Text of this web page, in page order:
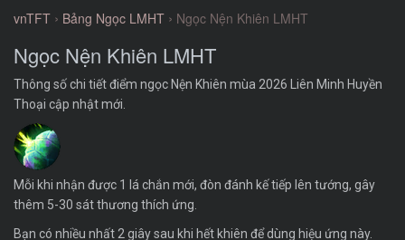
vnTFT › Bảng Ngọc LMHT › Ngọc Nện Khiên LMHT
Ngọc Nện Khiên LMHT
Thông số chi tiết điểm ngọc Nện Khiên mùa 2026 Liên Minh Huyền
Thoại cập nhật mới.
Mỗi khi nhận được 1 lá chắn mới, đòn đánh kế tiếp lên tướng, gây
thêm 5-30 sát thương thích ứng.
Bạn có nhiều nhất 2 giây sau khi hết khiên để dùng hiệu ứng này.